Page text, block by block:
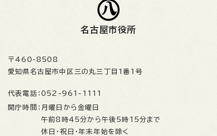
名古屋市役所
〒460-8508
愛知県名古屋市中区三の丸三丁目1番1号
代表電話： 052-961-1111
開庁時間： 月曜日から金曜日
午前8時45分から午後5時15分まで
休日・祝日・年末年始を除く